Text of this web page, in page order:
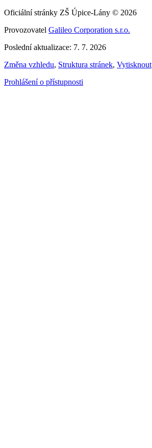
Oficiální stránky ZŠ Úpice-Lány © 2026
Provozovatel Galileo Corporation s.r.o.
Poslední aktualizace: 7. 7. 2026
Změna vzhledu, Struktura stránek, Vytisknout
Prohlášení o přístupnosti